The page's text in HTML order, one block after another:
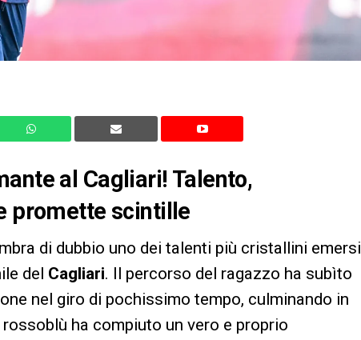
al Cagliari! Talento,
promette scintille
di dubbio uno dei talenti più cristallini emersi
del Cagliari. Il percorso del ragazzo ha subìto
nel giro di pochissimo tempo, culminando in
ha compiuto un vero e proprio